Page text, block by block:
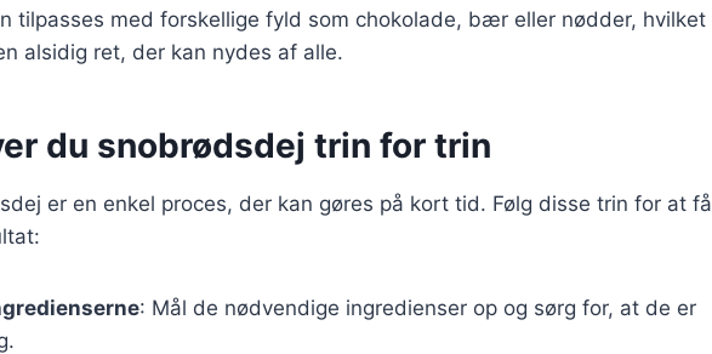
tilpasses med forskellige fyld som chokolade, bær eller nødder, hvilket
alsidig ret, der kan nydes af alle.
du snobrødsdej trin for trin
er en enkel proces, der kan gøres på kort tid. Følg disse trin for at få
: Mål de nødvendige ingredienser op og sørg for, at de er